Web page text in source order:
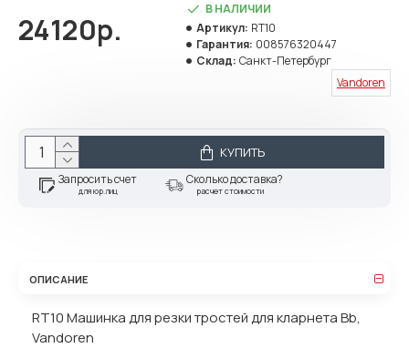
24120р.
В НАЛИЧИИ
Артикул: RT10
Гарантия: 008576320447
Склад: Санкт-Петербург
Vandoren
КУПИТЬ
Запросить счет
для юр.лиц
Сколько доставка?
расчет стоимости
ОПИСАНИЕ
RT10 Машинка для резки тростей для кларнета Bb,
Vandoren